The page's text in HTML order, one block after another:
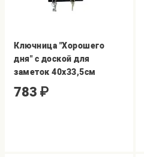
Ключница "Хорошего
дня" с доской для
заметок 40х33,5см
783 ₽